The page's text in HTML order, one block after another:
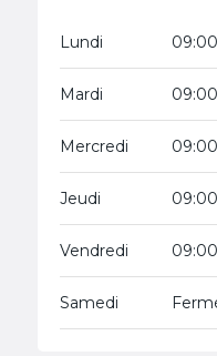
Lundi
Mardi
Mercredi
Jeudi
Vendredi
Samedi